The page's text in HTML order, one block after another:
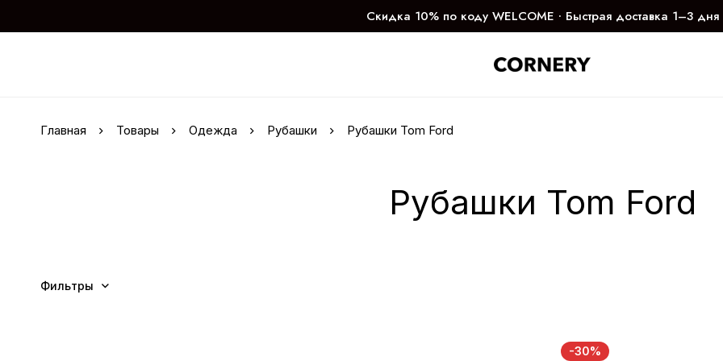
Скидка 10% по коду WELCOME ∙ Быстрая доставка 1–3 дня
Главная Товары Одежда Рубашки Рубашки Tom Ford
Рубашки Tom Ford
Фильтры
-30%